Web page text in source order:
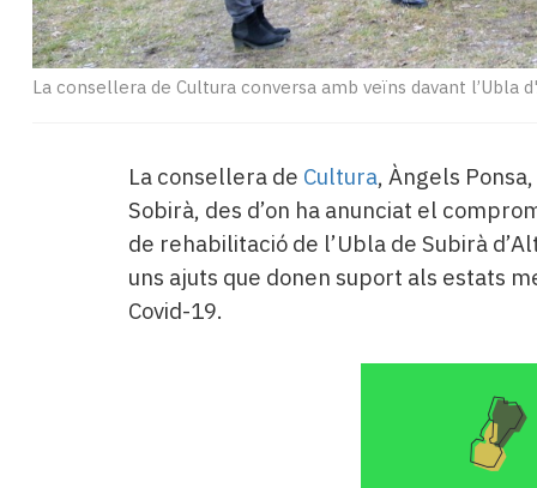
La consellera de Cultura conversa amb veïns davant l’Ubla
La consellera de Cultura, Àngels
Sobirà, des d’on ha anunciat el
de rehabilitació de l’Ubla de Subirà
uns ajuts que donen suport als estats
Covid-19.